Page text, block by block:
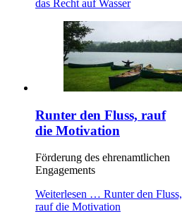
das Recht auf Wasser
Runter den Fluss, rauf
die Motivation
Förderung des ehrenamtlichen
Engagements
Weiterlesen … Runter den Fluss,
rauf die Motivation